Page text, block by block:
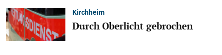
Kirchheim
Durch Oberlicht gebrochen